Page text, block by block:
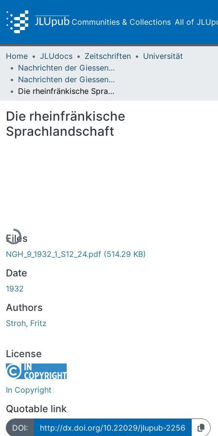
Communities & Collections All of
Home JLUdocs Zeitschriften
Universität
Nachrichten der Giessener Hochschulgesellschaft
Nachrichten der Giessener Hochschulgesellschaft Vol. 09 (1932) Heft 1
Die rheinfränkische Sprachlandschaft
Die rheinfränkische
Sprachlandschaft
Loading...
Files
NGH_9_1932_1_S12_24.pdf (514.29 KB)
Date
1932
Authors
Stroh, Fritz
License
In Copyright
Quotable link
DOI: http://dx.doi.org/10.22029/jlupub-2256